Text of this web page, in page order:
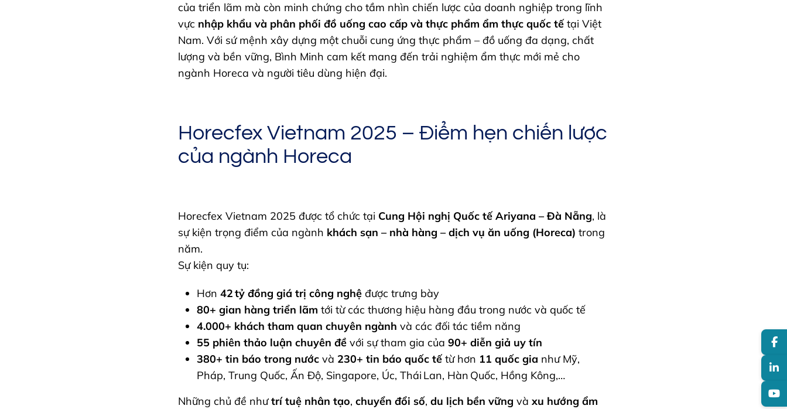
của triển lãm mà còn minh chứng cho tầm nhìn chiến lược của doanh nghiệp trong lĩnh
vực nhập khẩu và phân phối đồ uống cao cấp và thực phẩm ẩm thực quốc tếtại Việt
Nam. Với sứ mệnh xây dựng một chuỗi cung ứng thực phẩm – đồ uống đa dạng, chất
lượng và bền vững, Bình Minh cam kết mang đến trải nghiệm ẩm thực mới mẻ cho
ngành Horeca và người tiêu dùng hiện đại.
Horecfex Vietnam 2025 – Điểm hẹn chiến lược
của ngành Horeca
Horecfex Vietnam 2025 được tổ chức tại Cung Hội nghị Quốc tế Ariyana – Đà Nẵng, là
sự kiện trọng điểm của ngành khách sạn – nhà hàng – dịch vụ ăn uống (Horeca) trong
năm.
Sự kiện quy tụ:
Hơn 42 tỷ đồng giá trị công nghệ được trưng bày
80+ gian hàng triển lãm tới từ các thương hiệu hàng đầu trong nước và quốc tế
4.000+ khách tham quan chuyên ngành và các đối tác tiềm năng
55 phiên thảo luận chuyên đề với sự tham gia của 90+ diễn giả uy tín
380+ tin báo trong nước và 230+ tin báo quốc tếtừ hơn 11 quốc gia như Mỹ,
Pháp, Trung Quốc, Ấn Độ, Singapore, Úc, Thái Lan, Hàn Quốc, Hồng Kông,…
Những chủ đề nhưtrí tuệ nhân tạo, chuyển đổi số, du lịch bền vững và xu hướng ẩm